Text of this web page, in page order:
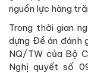
nguồn lực hàng
Trong thời gian
dựng Đề án đánh
NQ/TW của Bộ
Nghị quyết số